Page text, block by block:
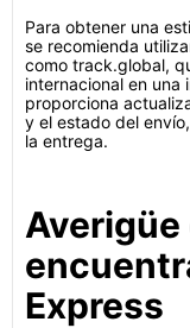
Para obtener una
se recomienda
como track.global,
internacional en una
proporciona
y el estado del
la entrega.
Averigüe
Express